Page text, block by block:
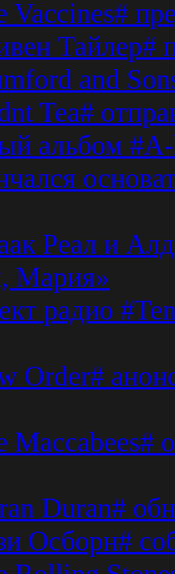
Vaccines#
Тайлер#
and
Tea#
альбом #A-
Реал и
Мария»
радио
Order#
Maccabees#
Duran#
Осборн#